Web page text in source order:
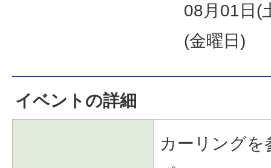
08月01日(
(金曜日)
イベントの詳細
カーリングを